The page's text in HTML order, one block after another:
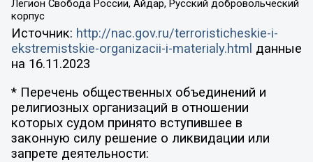
Легион Свобода России, Айдар, Русский добровольческий
корпус
Источник: http://nac.gov.ru/terroristicheskie-i-
ekstremistskie-organizacii-i-materialy.html данные
на 16.11.2023
* Перечень общественных объединений и
религиозных организаций в отношении
которых судом принято вступившее в
законную силу решение о ликвидации или
запрете деятельности: